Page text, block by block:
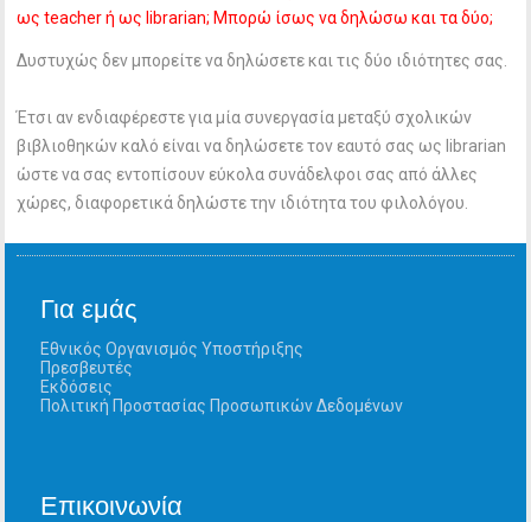
ως teacher ή ως librarian; Μπορώ ίσως να δηλώσω και τα δύο;
Δυστυχώς δεν μπορείτε να δηλώσετε και τις δύο ιδιότητες σας.
Έτσι αν ενδιαφέρεστε για μία συνεργασία μεταξύ σχολικών
βιβλιοθηκών καλό είναι να δηλώσετε τον εαυτό σας ως librarian
ώστε να σας εντοπίσουν εύκολα συνάδελφοι σας από άλλες
χώρες, διαφορετικά δηλώστε την ιδιότητα του φιλολόγου.
Για εμάς
Εθνικός Οργανισμός Υποστήριξης
Πρεσβευτές
Εκδόσεις
Πολιτική Προστασίας Προσωπικών Δεδομένων
Επικοινωνία